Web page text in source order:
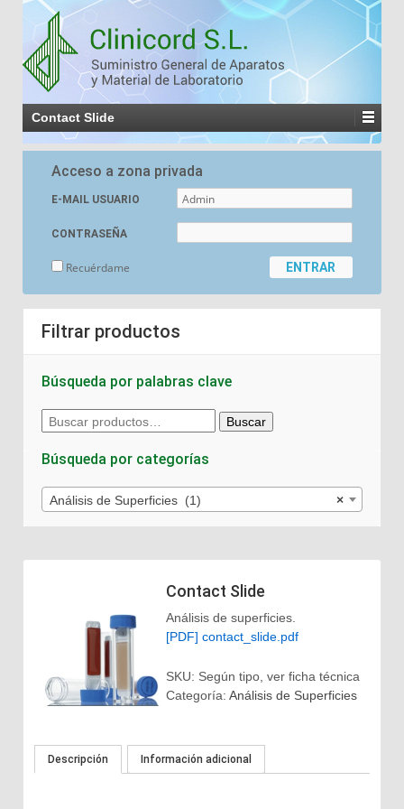
Contact Slide
Acceso a zona privada
E-MAIL USUARIO
CONTRASEÑA
Recuérdame
Filtrar productos
Búsqueda por palabras clave
Buscar
por:
Buscar
Búsqueda por categorías
×
Análisis de Superficies (1)
Contact Slide
Análisis de superficies.
[PDF] contact_slide.pdf
SKU: Según tipo, ver ficha técnica
Categoría:Análisis de Superficies
Descripción Información adicional